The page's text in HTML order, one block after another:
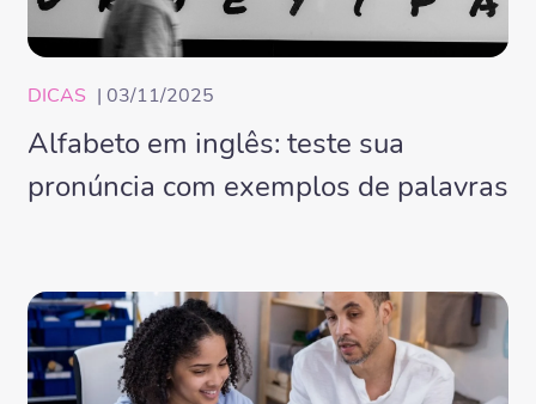
DICAS | 03/11/2025
Alfabeto em inglês: teste sua
pronúncia com exemplos de palavras